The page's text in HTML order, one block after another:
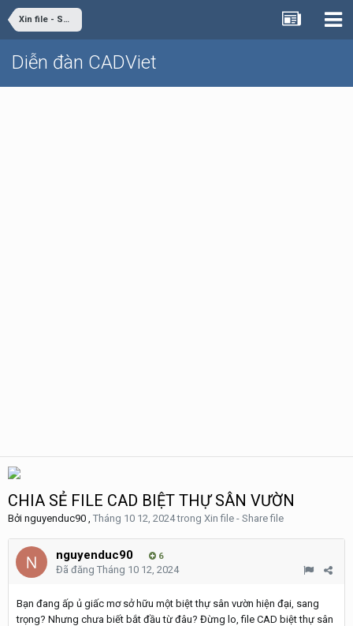
Xin file - Share file
Diễn đàn CADViet
CHIA SẺ FILE CAD BIỆT THỰ SÂN VƯỜN
Bởi nguyenduc90 , Tháng 10 12, 2024trong Xin file - Share file
nguyenduc90 6
Đã đăng Tháng 10 12, 2024
Bạn đang ấp ủ giấc mơ sở hữu một biệt thự sân vườn hiện đại, sang
trọng? Nhưng chưa biết bắt đầu từ đâu? Đừng lo, file CAD biệt thự sân